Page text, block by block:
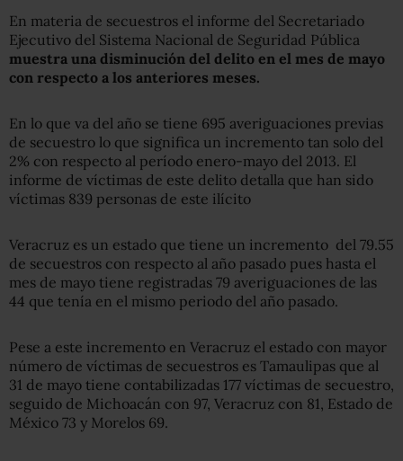
En materia de secuestros el informe del Secretariado
Ejecutivo del Sistema Nacional de Seguridad Pública
muestra una disminución del delito en el mes de mayo
con respecto a los anteriores meses.
En lo que va del año se tiene 695 averiguaciones previas
de secuestro lo que significa un incremento tan solo del
2% con respecto al período enero-mayo del 2013. El
informe de víctimas de este delito detalla que han sido
víctimas 839 personas de este ilícito
Veracruz es un estado que tiene un incremento del 79.55
de secuestros con respecto al año pasado pues hasta el
mes de mayo tiene registradas 79 averiguaciones de las
44 que tenía en el mismo periodo del año pasado.
Pese a este incremento en Veracruz el estado con mayor
número de víctimas de secuestros es Tamaulipas que al
31 de mayo tiene contabilizadas 177 víctimas de secuestro,
seguido de Michoacán con 97, Veracruz con 81, Estado de
México 73 y Morelos 69.